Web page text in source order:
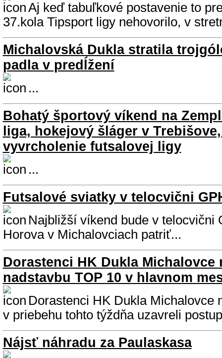
Aj keď tabuľkové postavenie to
37.kola Tipsport ligy nehovorilo, v
Michalovská Dukla stratila
padla v predĺžení
...
Bohatý športový víkend na
liga, hokejový šláger v
vyvrcholenie futsalovej ligy
...
Futsalové sviatky v telocvični
Najbližší víkend bude v telocvični
Horova v Michalovciach patriť...
Dorastenci HK Dukla Michalovce
nadstavbu TOP 10 v hlavnom
Dorastenci HK Dukla Michalovce
v priebehu tohto týždňa uzavreli
Nájsť náhradu za Paulaskasa